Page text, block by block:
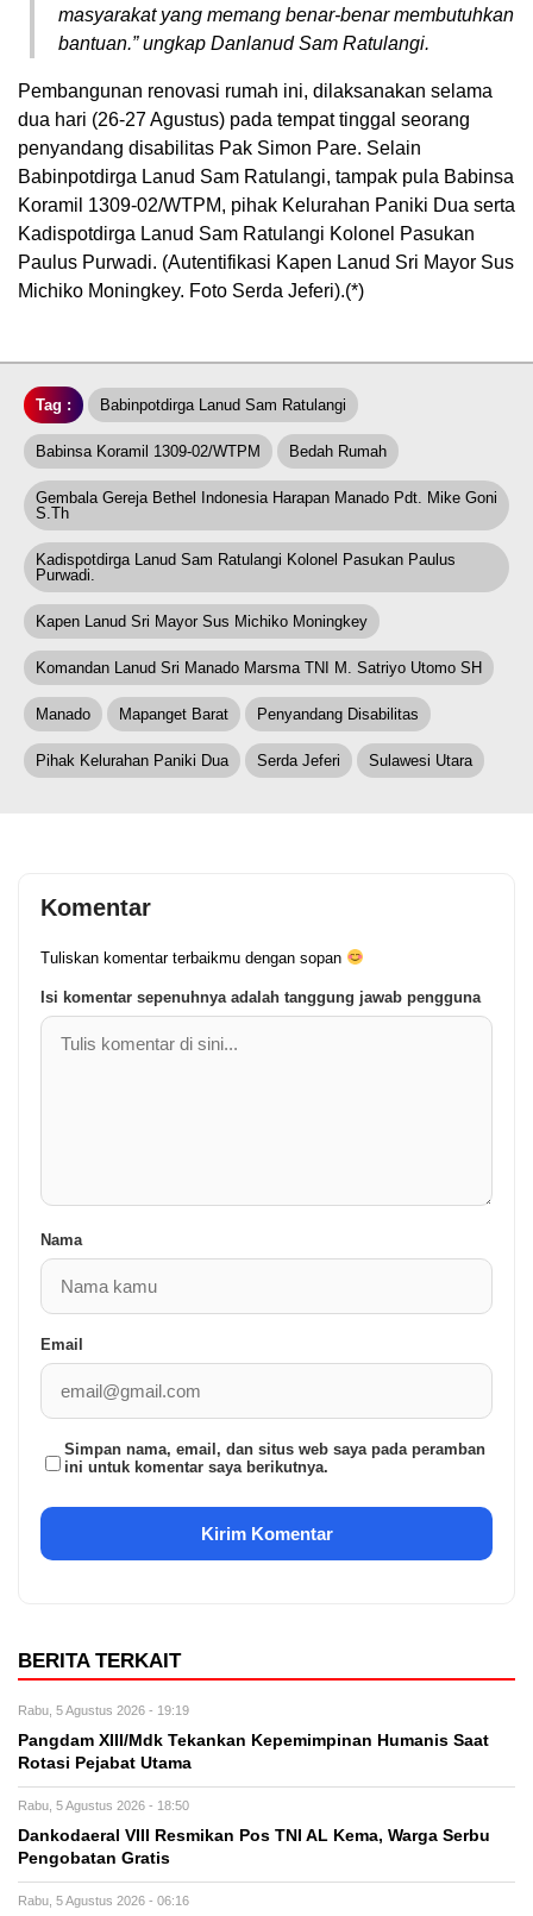
masyarakat yang memang benar-benar membutuhkan
bantuan.” ungkap Danlanud Sam Ratulangi.
Pembangunan renovasi rumah ini, dilaksanakan selama
dua hari (26-27 Agustus) pada tempat tinggal seorang
penyandang disabilitas Pak Simon Pare. Selain
Babinpotdirga Lanud Sam Ratulangi, tampak pula Babinsa
Koramil 1309-02/WTPM, pihak Kelurahan Paniki Dua serta
Kadispotdirga Lanud Sam Ratulangi Kolonel Pasukan
Paulus Purwadi. (Autentifikasi Kapen Lanud Sri Mayor Sus
Michiko Moningkey. Foto Serda Jeferi).(*)
Tag : Babinpotdirga Lanud Sam Ratulangi
Babinsa Koramil 1309-02/WTPM Bedah Rumah
Gembala Gereja Bethel Indonesia Harapan Manado Pdt. Mike Goni
S.Th
Kadispotdirga Lanud Sam Ratulangi Kolonel Pasukan Paulus
Purwadi.
Kapen Lanud Sri Mayor Sus Michiko Moningkey
Komandan Lanud Sri Manado Marsma TNI M. Satriyo Utomo SH
Manado Mapanget Barat Penyandang Disabilitas
Pihak Kelurahan Paniki Dua Serda Jeferi Sulawesi Utara
Komentar
Tuliskan komentar terbaikmu dengan sopan
Isi komentar sepenuhnya adalah tanggung jawab pengguna
Nama
Email
Simpan nama, email, dan situs web saya pada peramban
ini untuk komentar saya berikutnya.
BERITA TERKAIT
Rabu, 5 Agustus 2026 - 19:19
Pangdam XIII/Mdk Tekankan Kepemimpinan Humanis Saat
Rotasi Pejabat Utama
Rabu, 5 Agustus 2026 - 18:50
Dankodaeral VIII Resmikan Pos TNI AL Kema, Warga Serbu
Pengobatan Gratis
Rabu, 5 Agustus 2026 - 06:16